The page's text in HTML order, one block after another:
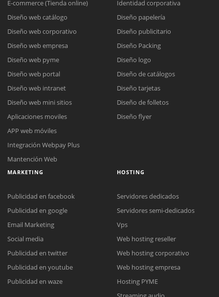
Reunión online
Nuestros ejecutivos le enviarán un correo electrónico con el enlace a
Meet para la reunión online.
Cotización
Complete el formulario y nos contactaremos a la brevedad.
Chat Online
Todos nuestros ejecutivos están fuera de línea. Complete el formulario
para enviarnos un correo electrónico con sus datos personales.
E-commerce (Tienda online)
Diseño web catálogo
Diseño web corporativo
Diseño web empresa
Diseño web pyme
Diseño web portal
Diseño web intranet
Diseño web mini sitios
Aplicaciones moviles
APP web móviles
Integración Webpay Plus
Mantención Web
Identidad corporativa
Diseño papelería
Diseño publicitario
Diseño Packing
Diseño logo
Diseño de catálogos
Diseño tarjetas
Diseño de folletos
Diseño flyer
MARKETING
Publicidad en facebook
Publicidad en google
Email Marketing
Social media
Publicidad en twitter
Publicidad en youtube
Publicidad en waze
HOSTING
Servidores dedicados
Servidores semi-dedicados
Vps
Web hosting reseller
Web hosting corporativo
Web hosting empresa
Hosting PYME